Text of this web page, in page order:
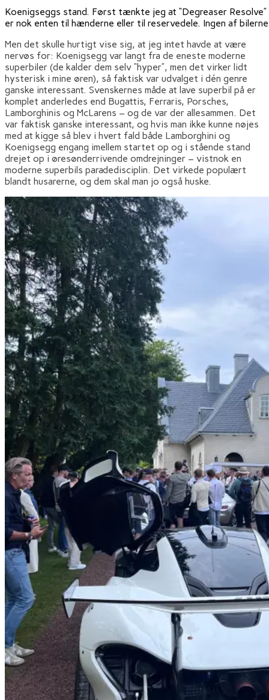
Koenigseggs stand. Først tænkte jeg at “Degreaser
er nok enten til hænderne eller til reservedele. Ingen af
Men det skulle hurtigt vise sig, at jeg intet havde at være
nervøs for: Koenigsegg var langt fra de eneste moderne
superbiler (de kalder dem selv “hyper”, men det virker lidt
hysterisk i mine øren), så faktisk var udvalget i dén genre
ganske interessant. Svenskernes måde at lave superbil på er
komplet anderledes end Bugattis, Ferraris, Porsches,
Lamborghinis og McLarens – og de var der allesammen. Det
var faktisk ganske interessant, og hvis man ikke kunne nøjes
med at kigge så blev i hvert fald både Lamborghini og
Koenigsegg engang imellem startet op og i stående stand
drejet op i øresønderrivende omdrejninger – vistnok en
moderne superbils paradedisciplin. Det virkede populært
blandt husarerne, og dem skal man jo også huske.